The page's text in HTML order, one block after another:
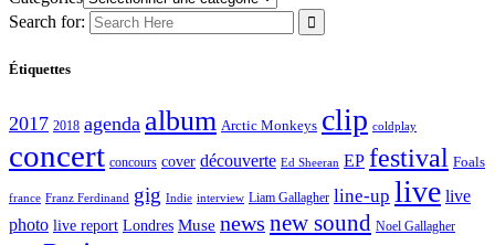
Search for:
Étiquettes
2017 2018 agenda album Arctic Monkeys clip coldplay
concert concours cover découverte Ed Sheeran EP festival Foals
france Franz Ferdinand gig Indie interview Liam Gallagher line-up live live
photo live report Londres Muse news new sound Noel Gallagher